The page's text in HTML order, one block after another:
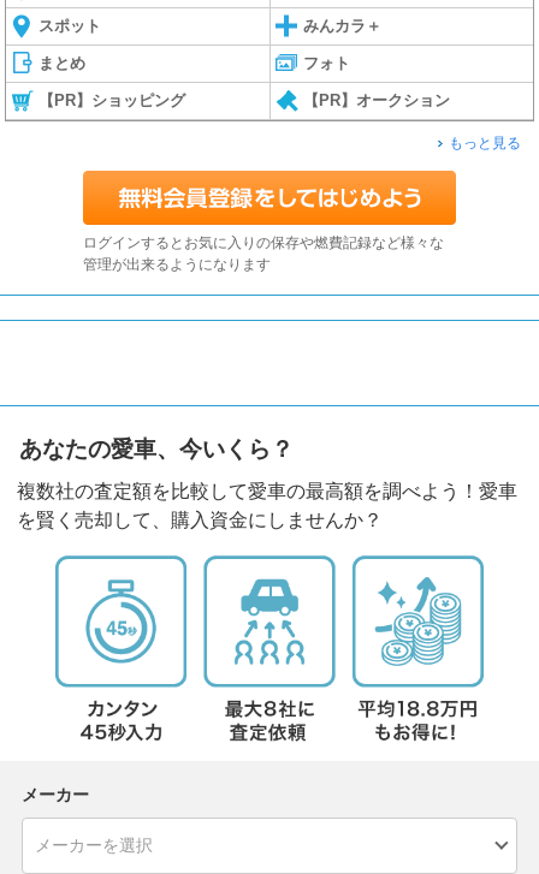
スポット みんカラ＋
まとめ フォト
【PR】ショッピング 【PR】オークション
もっと見る
ログインするとお気に入りの保存や燃費記録など様々な
管理が出来るようになります
あなたの愛車、今いくら？
複数社の査定額を比較して愛車の最高額を調べよう！愛車
を賢く売却して、購入資金にしませんか？
メーカー